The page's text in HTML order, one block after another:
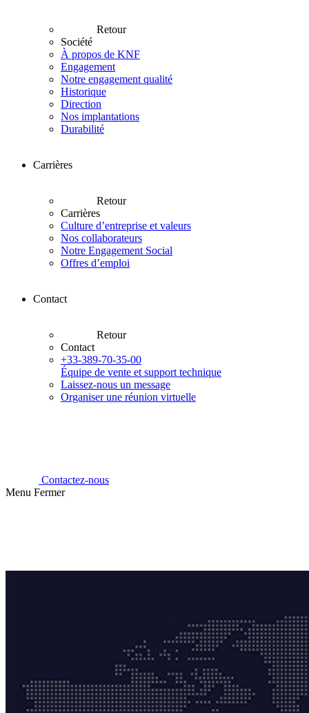
Retour
Société
À propos de KNF
Engagement
Notre engagement qualité
Historique
Direction
Nos implantations
Durabilité
Carrières
Retour
Carrières
Culture d’entreprise et valeurs
Nos collaborateurs
Notre Engagement Social
Offres d’emploi
Contact
Retour
Contact
+33-389-70-35-00
Équipe de vente et support technique
Laissez-nous un message
Organiser une réunion virtuelle
Contactez-nous
Menu Fermer